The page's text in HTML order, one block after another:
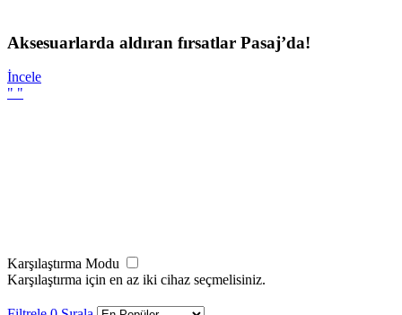
Aksesuarlarda aldıran fırsatlar Pasaj’da!
İncele
" "
Karşılaştırma Modu
Karşılaştırma için en az iki cihaz seçmelisiniz.